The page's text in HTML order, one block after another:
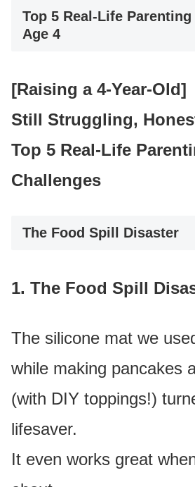
Top 5 Real-Life
Age 4
[Raising a 4-Year-Old]
Still Struggling,
Top 5 Real-Life
Challenges
The Food Spill Disaster
1. The Food Spill
The silicone mat we
while making pancakes
(with DIY toppings!)
lifesaver.
It even works great